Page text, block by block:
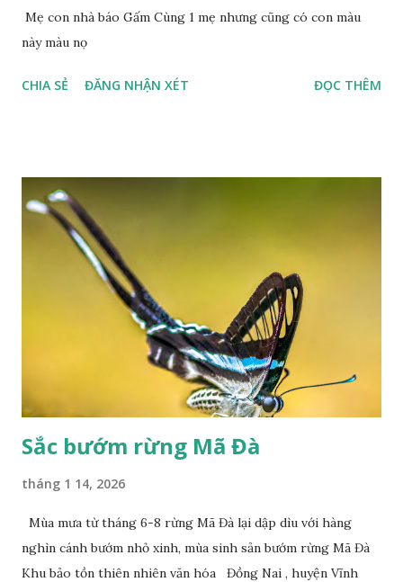
Mẹ con nhà báo Gấm Cùng 1 mẹ nhưng cũng có con màu
này màu nọ
CHIA SẺ ĐĂNG NHẬN XÉT ĐỌC THÊM
Sắc bướm rừng Mã Đà
tháng 1 14, 2026
Mùa mưa từ tháng 6-8 rừng Mã Đà lại dập dìu với hàng
nghìn cánh bướm nhỏ xinh, mùa sinh sản bướm rừng Mã Đà
Khu bảo tồn thiên nhiên văn hóa Đồng Nai , huyện Vĩnh